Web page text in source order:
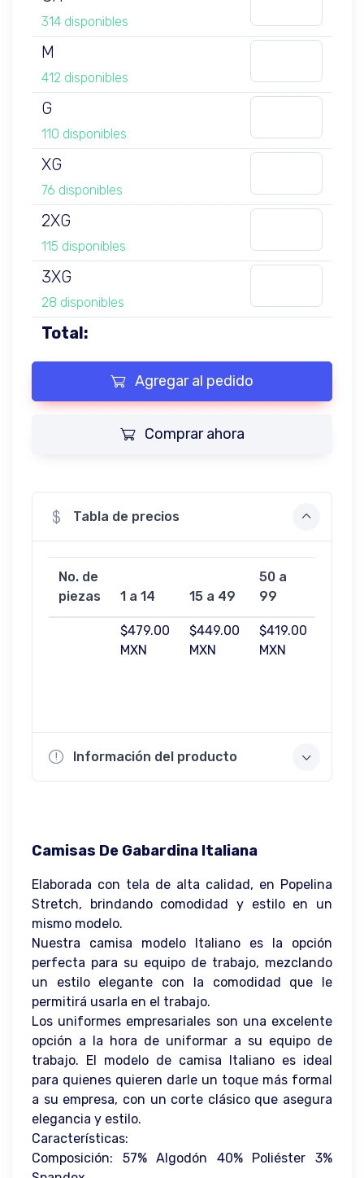
314 disponibles
M
412 disponibles
G
110 disponibles
XG
76 disponibles
2XG
115 disponibles
3XG
28 disponibles
Total:
Agregar al pedido
Comprar ahora
Tabla de precios
No. de
piezas
1 a 14 15 a 49
50 a
99
$479.00
MXN
$449.00
MXN
$419.00
MXN
Información del producto
Camisas De Gabardina Italiana
Elaborada con tela de alta calidad, en Popelina
Stretch, brindando comodidad y estilo en un
mismo modelo.
Nuestra camisa modelo Italiano es la opción
perfecta para su equipo de trabajo, mezclando
un estilo elegante con la comodidad que le
permitirá usarla en el trabajo.
Los uniformes empresariales son una excelente
opción a la hora de uniformar a su equipo de
trabajo. El modelo de camisa Italiano es ideal
para quienes quieren darle un toque más formal
a su empresa, con un corte clásico que asegura
elegancia y estilo.
Características:
Composición: 57% Algodón 40% Poliéster 3%